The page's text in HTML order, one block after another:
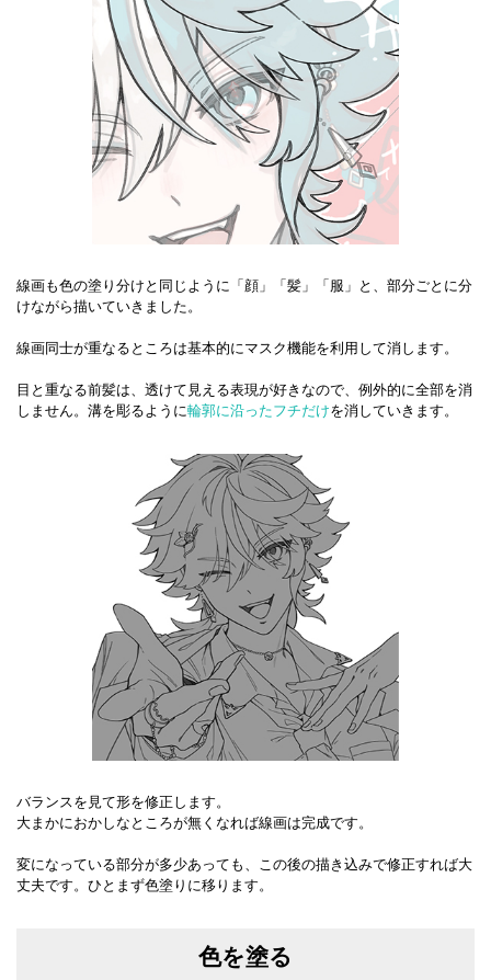
線画も色の塗り分けと同じように「顔」「髪」「服」と、部分ごとに分
けながら描いていきました。
線画同士が重なるところは基本的にマスク機能を利用して消します。
目と重なる前髪は、透けて見える表現が好きなので、例外的に全部を消
しません。溝を彫るように輪郭に沿ったフチだけを消していきます。
バランスを見て形を修正します。
大まかにおかしなところが無くなれば線画は完成です。
変になっている部分が多少あっても、この後の描き込みで修正すれば大
丈夫です。ひとまず色塗りに移ります。
色を塗る